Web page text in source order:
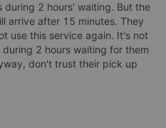
trang bị và nhiều tiện ích
cổng sạc USB, DVD…, hãng
đem tới cho hành khách
dụng dịch vụ của mình.
đội ngũ lái xe, phụ xe
dịch vụ xe trung chuyển
2 hours' waiting. But the
arrive after 15 minutes. They
use this service again. It's not
2 hours waiting for them
don't trust their pick up